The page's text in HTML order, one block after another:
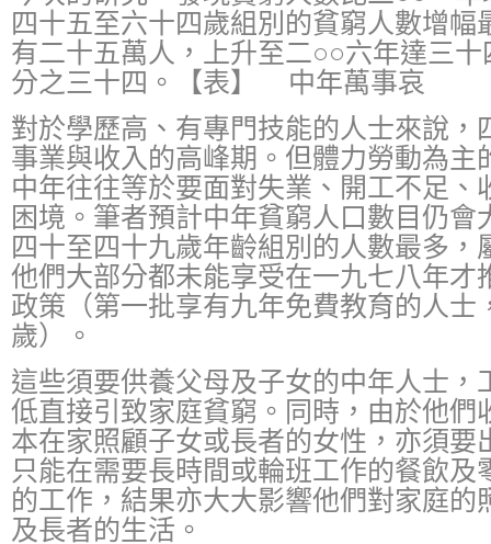
四十五至六十四歲組別的貧窮人數增
有二十五萬人，上升至二○○六年達三
分之三十四。【表】 中年萬事哀
對於學歷高、有專門技能的人士來說，
事業與收入的高峰期。但體力勞動為主
中年往往等於要面對失業、開工不足、
困境。筆者預計中年貧窮人口數目仍會
四十至四十九歲年齡組別的人數最多，
他們大部分都未能享受在一九七八年才
政策（第一批享有九年免費教育的人士
歲）。
這些須要供養父母及子女的中年人士，
低直接引致家庭貧窮。同時，由於他們
本在家照顧子女或長者的女性，亦須要
只能在需要長時間或輪班工作的餐飲及
的工作，結果亦大大影響他們對家庭的
及長者的生活。